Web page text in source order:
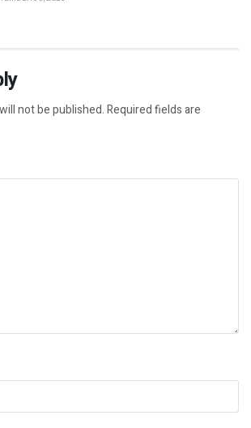
not be published.Required fields are